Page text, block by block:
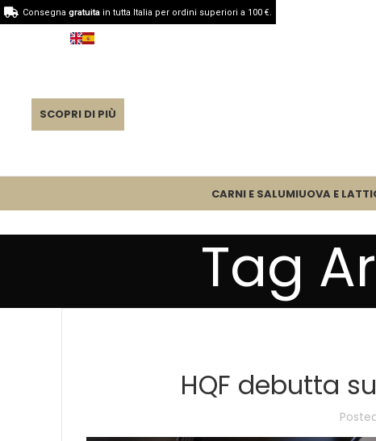
SCOPRI DI PIÙ
CARNI E SALUMIUOVA E
Tag
HQF debutta
Consegna gratuitain tutta Italia per ordini superiori a 100 €.